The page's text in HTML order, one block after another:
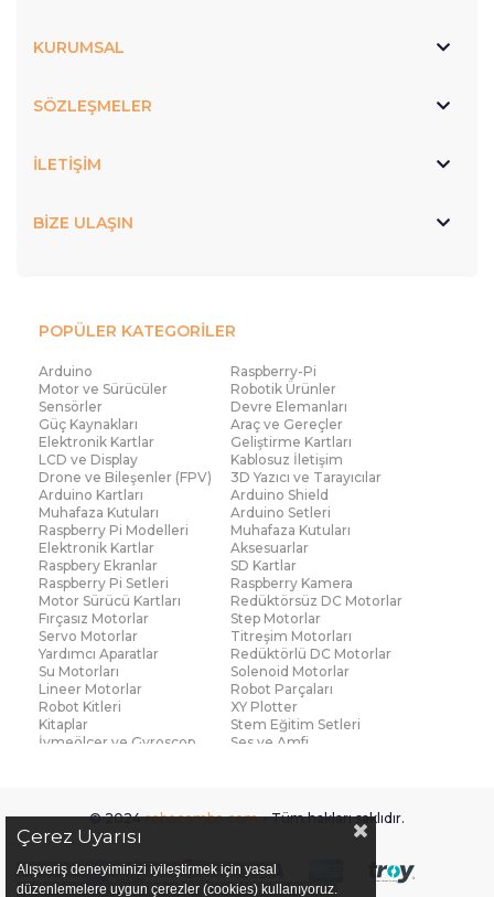
KURUMSAL
SÖZLEŞMELER
İLETİŞİM
BİZE ULAŞIN
POPÜLER KATEGORİLER
Arduino
Raspberry-Pi
Motor ve Sürücüler
Robotik Ürünler
Sensörler
Devre Elemanları
Güç Kaynakları
Araç ve Gereçler
Elektronik Kartlar
Geliştirme Kartları
LCD ve Display
Kablosuz İletişim
Drone ve Bileşenler (FPV)
3D Yazıcı ve Tarayıcılar
Arduino Kartları
Arduino Shield
Muhafaza Kutuları
Arduino Setleri
Raspberry Pi Modelleri
Muhafaza Kutuları
Elektronik Kartlar
Aksesuarlar
Raspbery Ekranlar
SD Kartlar
Raspberry Pi Setleri
Raspberry Kamera
Motor Sürücü Kartları
Redüktörsüz DC Motorlar
Fırçasız Motorlar
Step Motorlar
Servo Motorlar
Titreşim Motorları
Yardımcı Aparatlar
Redüktörlü DC Motorlar
Su Motorları
Solenoid Motorlar
Lineer Motorlar
Robot Parçaları
Robot Kitleri
XY Plotter
Kitaplar
Stem Eğitim Setleri
İvmeölçer ve Gyroscop
Ses ve Amfi
Voltaj ve Akım
Titreşim
Basınç ve Kuvvet
Manyetik ve Hall Effect
Mesafe, Çizgi ve Hareket
Sıcaklık ve Nem
Ateş Algılayıcı
Ağırlık
© 2024 robocombo.com - Tüm hakları saklıdır.
Çerez Uyarısı
Alışveriş deneyiminizi iyileştirmek için yasal
düzenlemelere uygun çerezler (cookies) kullanıyoruz.